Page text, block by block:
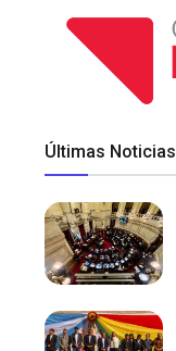
Últimas Noticias